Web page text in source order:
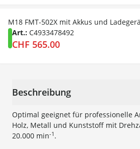
M18 FMT-502X mit Akkus und
Art.: C4933478492
CHF 565.00
Beschreibung
Optimal geeignet für professionelle
Holz, Metall und Kunststoff mit
20.000 min-1 .